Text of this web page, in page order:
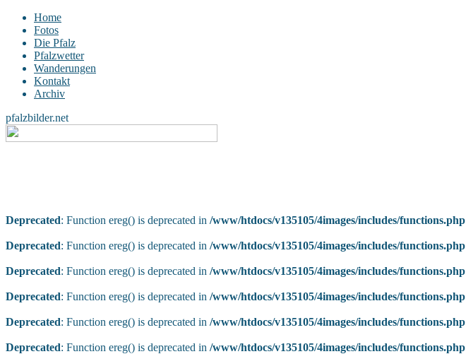
Home
Fotos
Die Pfalz
Pfalzwetter
Wanderungen
Kontakt
Archiv
pfalzbilder.net
Deprecated: Function ereg() is deprecated in /www/htdocs/v135105/4images/includes/functions.php
Deprecated: Function ereg() is deprecated in /www/htdocs/v135105/4images/includes/functions.php
Deprecated: Function ereg() is deprecated in /www/htdocs/v135105/4images/includes/functions.php
Deprecated: Function ereg() is deprecated in /www/htdocs/v135105/4images/includes/functions.php
Deprecated: Function ereg() is deprecated in /www/htdocs/v135105/4images/includes/functions.php
Deprecated: Function ereg() is deprecated in /www/htdocs/v135105/4images/includes/functions.php